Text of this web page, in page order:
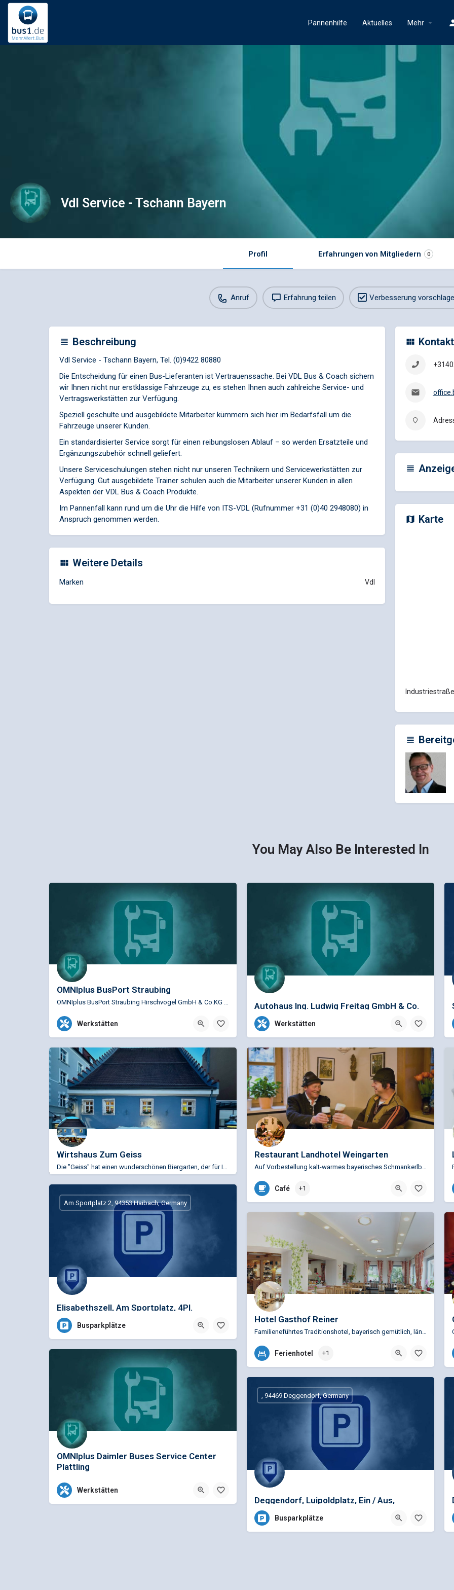
Pannenhilfe Aktuelles Mehr
Vdl Service - Tschann Bayern
Profil Erfahrungen von Mitgliedern 0
Anruf Erfahrung teilen Verbesserung
Beschreibung
Vdl Service - Tschann Bayern, Tel. (0)9422 80880
Die Entscheidung für einen Bus-Lieferanten ist Vertrauenssache. Bei VDL Bus & Coach sichern
wir Ihnen nicht nur erstklassige Fahrzeuge zu, es stehen Ihnen auch zahlreiche Service- und
Vertragswerkstätten zur Verfügung.
Speziell geschulte und ausgebildete Mitarbeiter kümmern sich hier im Bedarfsfall um die
Fahrzeuge unserer Kunden.
Ein standardisierter Service sorgt für einen reibungslosen Ablauf – so werden Ersatzteile und
Ergänzungszubehör schnell geliefert.
Unsere Serviceschulungen stehen nicht nur unseren Technikern und Servicewerkstätten zur
Verfügung. Gut ausgebildete Trainer schulen auch die Mitarbeiter unserer Kunden in allen
Aspekten der VDL Bus & Coach Produkte.
Im Pannenfall kann rund um die Uhr die Hilfe von ITS-VDL (Rufnummer +31 (0)40 2948080) in
Anspruch genommen werden.
Weitere Details
Marken Vdl
Karte
You May Also Be Interested In
OMNIplus BusPort Straubing
OMNIplus BusPort Straubing Hirschvogel GmbH & Co.KG Service Busspezifische Reparaturen für die…
+49 9421 73070
Werkstätten
Autohaus Ing. Ludwig Freitag GmbH & Co.
KG
Chamer Straße 37, Straubing, Deutschland
Werkstätten
Wirtshaus Zum Geiss
Die "Geiss" hat einen wunderschönen Biergarten, der für Ihre Rast im Sommer wie gemacht ist. Idyllisch, urig,…
Theresienplatz 49, 94315 Straubing, Deutschland
Restaurant Landhotel Weingarten
Auf Vorbestellung kalt-warmes bayerisches Schmankerlbüfett, mehr Gänge Menüs, nach Karte oder deftige…
+49 (0)9963 516
Weingarten 3, 94353 Haibach, Deutschland
Café +1
Elisabethszell, Am Sportplatz, 4Pl.
Am Sportplatz 2, 94353 Haibach, Germany
Busparkplätze
Hotel Gasthof Reiner
Familieneführtes Traditionshotel, bayerisch gemütlich, ländlich, Wanderwege direkt am Haus, Ausgangspunkt…
+49 (0)9965 596
Grün 8, 94379 Sankt Englmar, Deutschland
Ferienhotel +1
OMNIplus Daimler Buses Service Center
Plattling
+49 9931 506-0
Werkstätten
Deggendorf, Luipoldplatz, Ein / Aus,
Bushaltestelle
, 94469 Deggendorf, Germany
Busparkplätze